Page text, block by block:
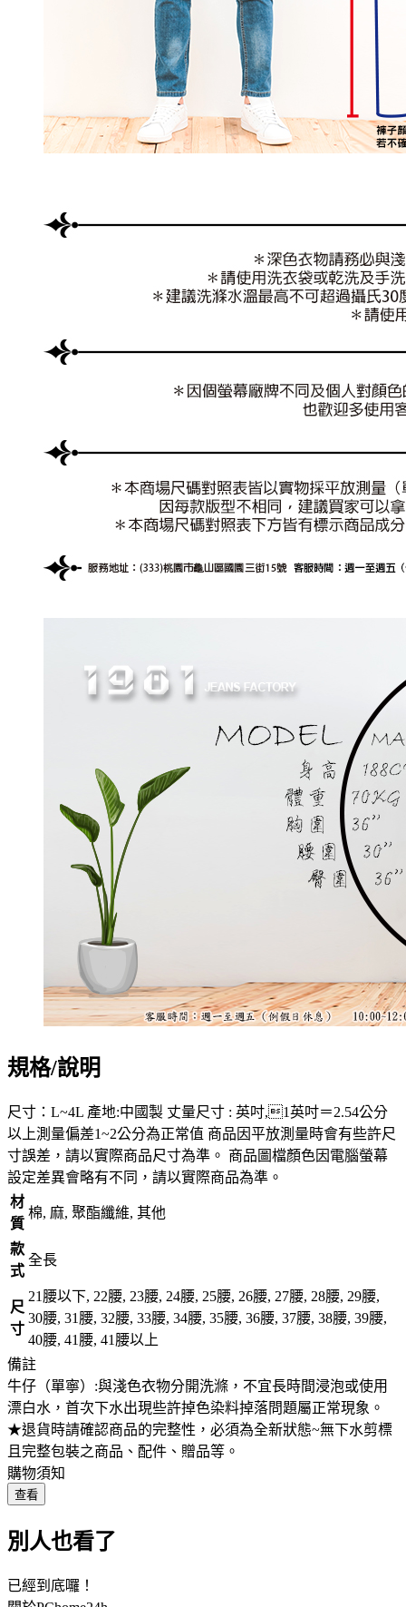
規格/說明
尺寸：L~4L 產地:中國製 丈量尺寸 : 英吋,1英吋＝2.54公分
以上測量偏差1~2公分為正常值 商品因平放測量時會有些許尺
寸誤差，請以實際商品尺寸為準。 商品圖檔顏色因電腦螢幕
設定差異會略有不同，請以實際商品為準。
材
質
棉, 麻, 聚酯纖維, 其他
款
式
全長
尺
寸
21腰以下, 22腰, 23腰, 24腰, 25腰, 26腰, 27腰, 28腰, 29腰,
30腰, 31腰, 32腰, 33腰, 34腰, 35腰, 36腰, 37腰, 38腰, 39腰,
40腰, 41腰, 41腰以上
備註
牛仔（單寧）:與淺色衣物分開洗滌，不宜長時間浸泡或使用
漂白水，首次下水出現些許掉色染料掉落問題屬正常現象。
★退貨時請確認商品的完整性，必須為全新狀態~無下水剪標
且完整包裝之商品、配件、贈品等。
購物須知
查看
別人也看了
已經到底囉！